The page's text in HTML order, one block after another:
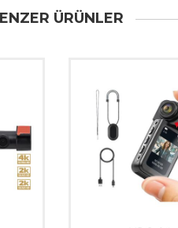
ÜRÜNLER